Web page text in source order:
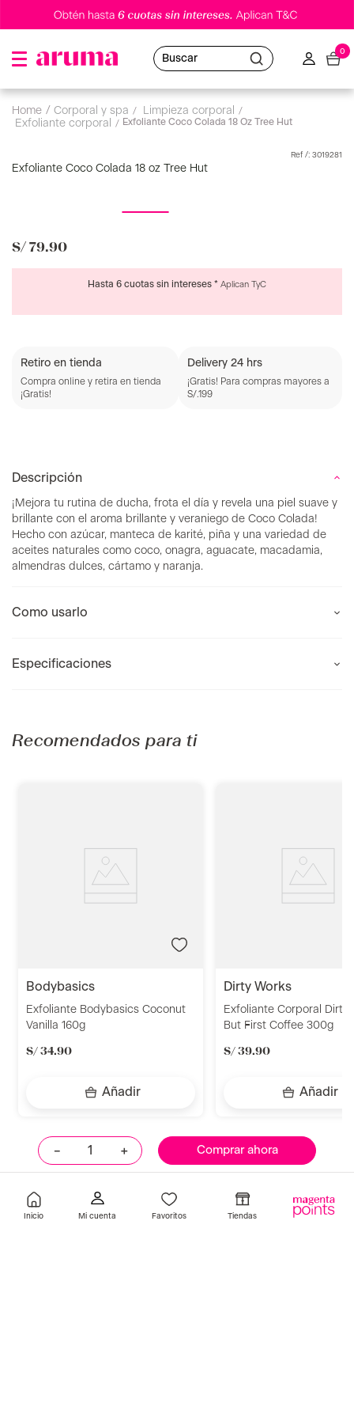
Buscar
0
Inicio Favoritos Tiendas
corporal y spa
limpieza corporal
exfoliante corporal
Exfoliante Coco Colada 18 Oz Tree Hut
: 3019281
Exfoliante Coco Colada 18 oz Tree Hut
S/ 79.90
＋
－ Comprar ahora
Hasta 6 cuotas sin intereses * Aplican TyC
Retiro en tienda
Compra online y retira en tienda
¡Gratis!
Delivery 24 hrs
¡Gratis! Para compras mayores a
S/.199
Descripción
¡Mejora tu rutina de ducha, frota el día y revela una piel suave y
brillante con el aroma brillante y veraniego de Coco Colada!
Hecho con azúcar, manteca de karité, piña y una variedad de
aceites naturales como coco, onagra, aguacate, macadamia,
almendras dulces, cártamo y naranja.
Como usarlo
Especificaciones
Recomendados para ti
bodybasics
Exfoliante Bodybasics Coconut
Vanilla 160g
S/ 34.90
Añadir
dirty works
Exfoliante Corporal Dirty
But First Coffee 300g
S/ 39.90
Añadir